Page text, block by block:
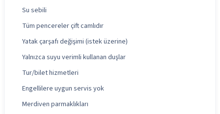
Su sebili
Tüm pencereler çift camlıdır
Yatak çarşafı değişimi (istek üzerine)
Yalnızca suyu verimli kullanan duşlar
Tur/bilet hizmetleri
Engellilere uygun servis yok
Merdiven parmaklıkları